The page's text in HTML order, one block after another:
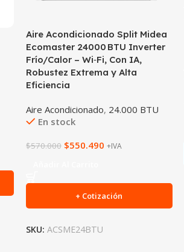
Aire Acondicionado Split Midea
Ecomaster 24000 BTU Inverter
Frío/Calor – Wi‑Fi, Con IA,
Robustez Extrema y Alta
Eficiencia
Aire Acondicionado, 24.000 BTU
En stock
$570.000 $550.490 +IVA
+ Cotización
SKU: ACSME24BTU